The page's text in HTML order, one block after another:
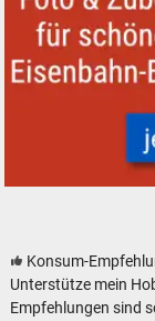
Konsum-
Unterstütze mein
Empfehlungen sind